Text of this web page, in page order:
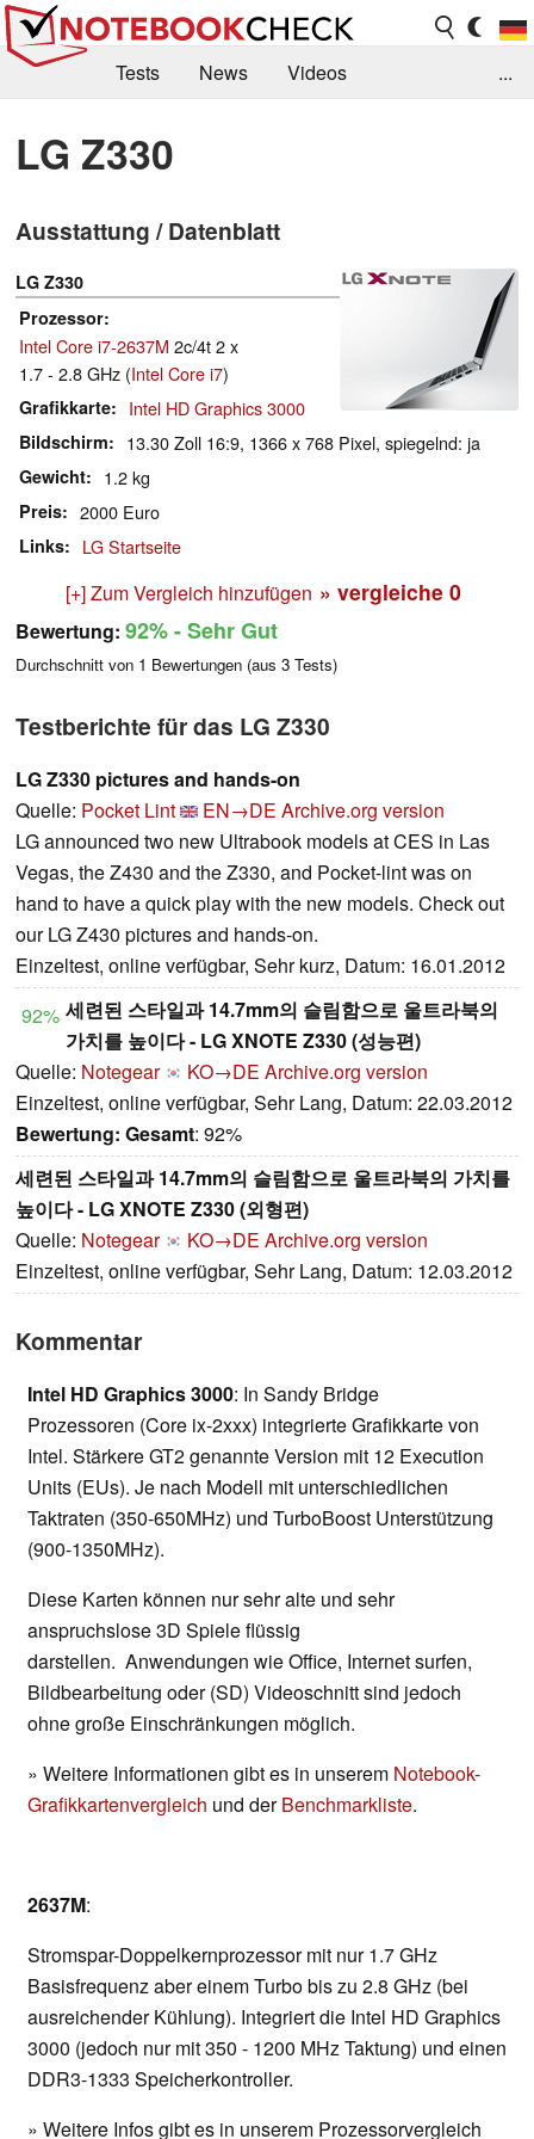
Tests News
Videos
Kaufberatung
Forum
...
LG Z330
Ausstattung / Datenblatt
LG Z330
Prozessor
Intel Core i7-2637M 2c/4t 2 x
1.7 - 2.8 GHz (Intel Core i7)
Grafikkarte Intel HD Graphics 3000
Bildschirm 13.30 Zoll 16:9, 1366 x 768 Pixel, spiegelnd: ja
Gewicht 1.2 kg
Preis 2000 Euro
Links LG Startseite
[+] Zum Vergleich hinzufügen » vergleiche 0
Bewertung: 92%- Sehr Gut
Durchschnitt von 1 Bewertungen (aus 3 Tests)
Testberichte für das LG Z330
LG Z330 pictures and hands-on
Quelle: Pocket Lint EN→DE Archive.org version
LG announced two new Ultrabook models at CES in Las
Vegas, the Z430 and the Z330, and Pocket-lint was on
hand to have a quick play with the new models. Check out
our LG Z430 pictures and hands-on.
Einzeltest, online verfügbar, Sehr kurz, Datum: 16.01.2012
92% 세련된 스타일과 14.7mm의 슬림함으로 울트라북의
가치를 높이다 - LG XNOTE Z330 (성능편)
Quelle: Notegear KO→DE Archive.org version
Einzeltest, online verfügbar, Sehr Lang, Datum: 22.03.2012
Bewertung: Gesamt: 92%
세련된 스타일과 14.7mm의 슬림함으로 울트라북의 가치를
높이다 - LG XNOTE Z330 (외형편)
Quelle: Notegear KO→DE Archive.org version
Einzeltest, online verfügbar, Sehr Lang, Datum: 12.03.2012
Kommentar
Intel HD Graphics 3000: In Sandy Bridge
Prozessoren (Core ix-2xxx) integrierte Grafikkarte von
Intel. Stärkere GT2 genannte Version mit 12 Execution
Units (EUs). Je nach Modell mit unterschiedlichen
Taktraten (350-650MHz) und TurboBoost Unterstützung
(900-1350MHz).
Diese Karten können nur sehr alte und sehr
anspruchslose 3D Spiele flüssig
darstellen. Anwendungen wie Office, Internet surfen,
Bildbearbeitung oder (SD) Videoschnitt sind jedoch
ohne große Einschränkungen möglich.
» Weitere Informationen gibt es in unserem Notebook-
Grafikkartenvergleich und derBenchmarkliste.
2637M:
Stromspar-Doppelkernprozessor mit nur 1.7 GHz
Basisfrequenz aber einem Turbo bis zu 2.8 GHz (bei
ausreichender Kühlung). Integriert die Intel HD Graphics
3000 (jedoch nur mit 350 - 1200 MHz Taktung) und einen
DDR3-1333 Speicherkontroller.
» Weitere Infos gibt es in unserem Prozessorvergleich